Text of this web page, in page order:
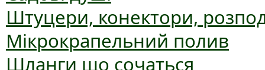
Штуцери, конектори,
Мікрокрапельний полив
Шланги що сочаться